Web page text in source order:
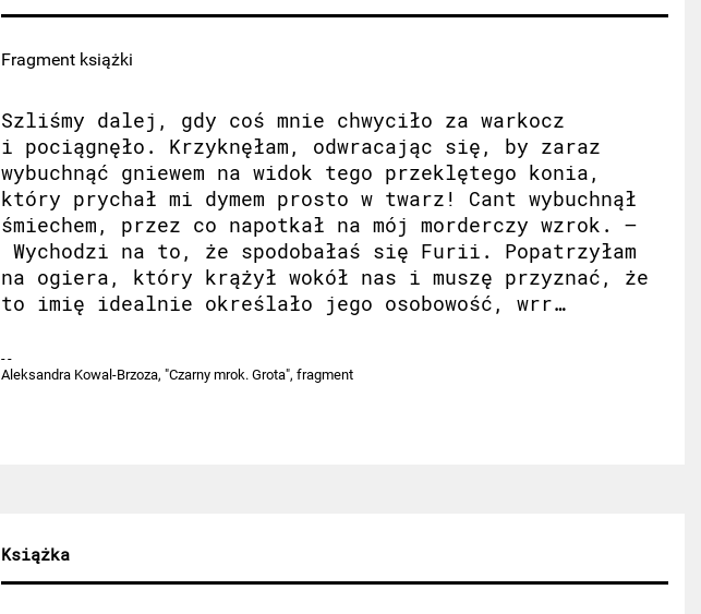
Fragment książki
Szliśmy dalej, gdy coś mnie chwyciło za warkocz
i pociągnęło. Krzyknęłam, odwracając się, by zaraz
wybuchnąć gniewem na widok tego przeklętego konia,
który prychał mi dymem prosto w twarz! Cant wybuchnął
śmiechem, przez co napotkał na mój morderczy wzrok. –
Wychodzi na to, że spodobałaś się Furii. Popatrzyłam
na ogiera, który krążył wokół nas i muszę przyznać, że
to imię idealnie określało jego osobowość, wrr…
Aleksandra Kowal-Brzoza, "Czarny mrok. Grota", fragment
Książka